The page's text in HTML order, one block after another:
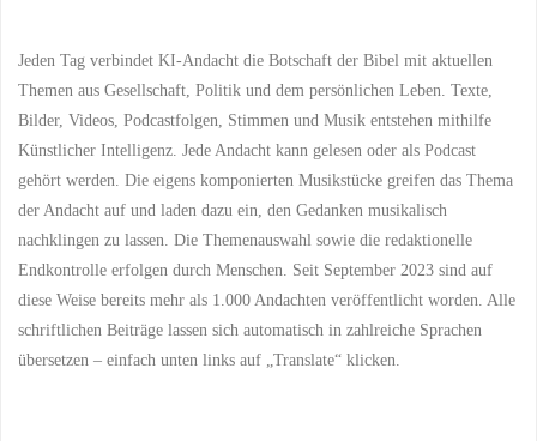
Jeden Tag verbindet KI-Andacht die Botschaft der Bibel mit aktuellen
Themen aus Gesellschaft, Politik und dem persönlichen Leben. Texte,
Bilder, Videos, Podcastfolgen, Stimmen und Musik entstehen mithilfe
Künstlicher Intelligenz. Jede Andacht kann gelesen oder als Podcast
gehört werden. Die eigens komponierten Musikstücke greifen das Thema
der Andacht auf und laden dazu ein, den Gedanken musikalisch
nachklingen zu lassen. Die Themenauswahl sowie die redaktionelle
Endkontrolle erfolgen durch Menschen. Seit September 2023 sind auf
diese Weise bereits mehr als 1.000 Andachten veröffentlicht worden. Alle
schriftlichen Beiträge lassen sich automatisch in zahlreiche Sprachen
übersetzen – einfach unten links auf „Translate“ klicken.